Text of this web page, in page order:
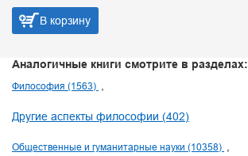
В корзину
Аналогичные книги смотрите в разделах:
Философия (1563)
Другие аспекты философии (402)
Общественные и гуманитарные науки (10358)